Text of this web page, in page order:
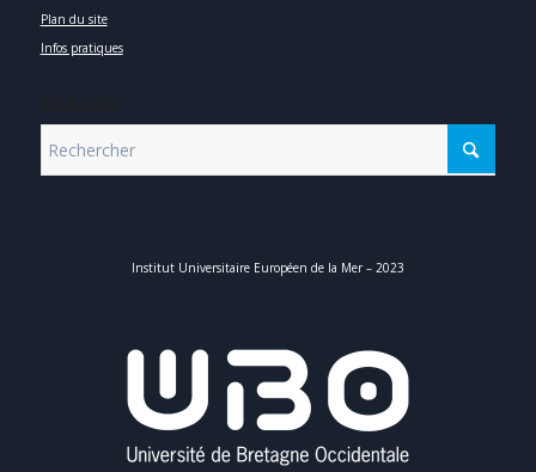
Plan du site
Infos pratiques
Institut Universitaire Européen de la Mer – 2023